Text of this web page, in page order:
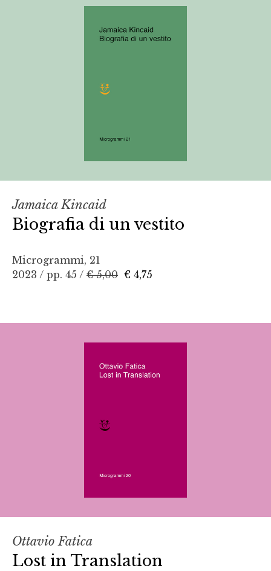
Jamaica Kincaid
Biografia di un vestito
Microgrammi, 21
2023 / pp. 45 / € 5,00 € 4,75
Ottavio Fatica
Lost in Translation